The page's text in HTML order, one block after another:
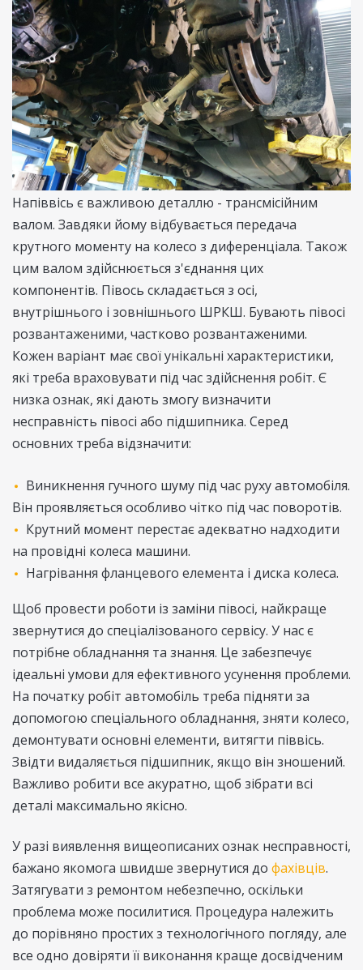
Напіввісь є важливою деталлю - трансмісійним
валом. Завдяки йому відбувається передача
крутного моменту на колесо з диференціала. Також
цим валом здійснюється з'єднання цих
компонентів. Півось складається з осі,
внутрішнього і зовнішнього ШРКШ. Бувають півосі
розвантаженими, частково розвантаженими.
Кожен варіант має свої унікальні характеристики,
які треба враховувати під час здійснення робіт. Є
низка ознак, які дають змогу визначити
несправність півосі або підшипника. Серед
основних треба відзначити:
Виникнення гучного шуму під час руху автомобіля.
Він проявляється особливо чітко під час поворотів.
Крутний момент перестає адекватно надходити
на провідні колеса машини.
Нагрівання фланцевого елемента і диска колеса.
Щоб провести роботи із заміни півосі, найкраще
звернутися до спеціалізованого сервісу. У нас є
потрібне обладнання та знання. Це забезпечує
ідеальні умови для ефективного усунення проблеми.
На початку робіт автомобіль треба підняти за
допомогою спеціального обладнання, зняти колесо,
демонтувати основні елементи, витягти піввісь.
Звідти видаляється підшипник, якщо він зношений.
Важливо робити все акуратно, щоб зібрати всі
деталі максимально якісно.
У разі виявлення вищеописаних ознак несправності,
бажано якомога швидше звернутися до фахівців.
Затягувати з ремонтом небезпечно, оскільки
проблема може посилитися. Процедура належить
до порівняно простих з технологічного погляду, але
все одно довіряти її виконання краще досвідченим